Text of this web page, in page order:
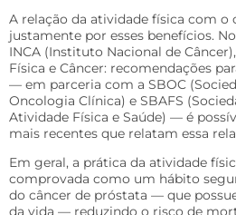
A relação da atividade física com o
justamente por esses benefícios.
INCA (Instituto Nacional de
Física e Câncer: recomendações
— em parceria com a SBOC
Oncologia Clínica) e SBAFS
Atividade Física e Saúde) — é
mais recentes que relatam essa
Em geral, a prática da atividade
comprovada como um hábito
do câncer de próstata — que
da vida — reduzindo o risco de